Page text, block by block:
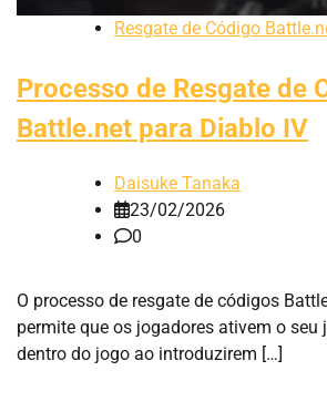
Resgate de Código
Processo de Resgate de
Battle.net para Diablo IV
Daisuke Tanaka
23/02/2026
0
O processo de resgate de códigos
permite que os jogadores ativem o seu
dentro do jogo ao introduzirem […]